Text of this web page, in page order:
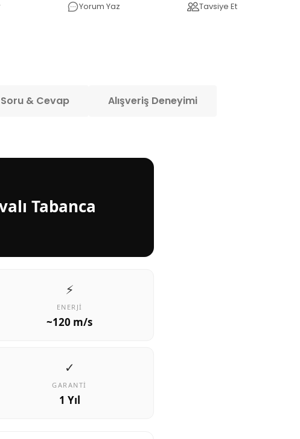
Yorum Yaz Tavsiye Et
Soru & Cevap Alışveriş Deneyimi
Tabanca
⚡
ENERJI
~120 m/s
✓
GARANTI
1 Yıl